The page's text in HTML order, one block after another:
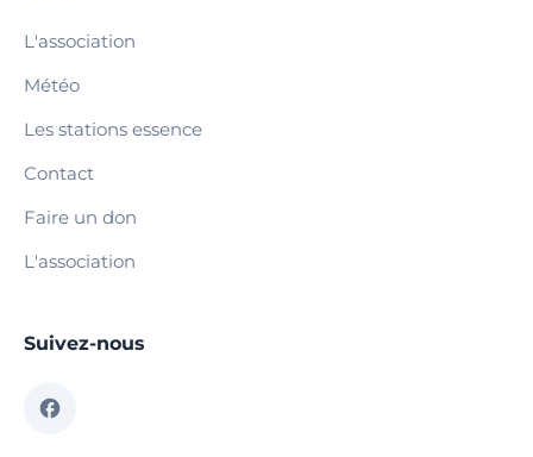
L'association
Météo
Les stations essence
Contact
Faire un don
L'association
Suivez-nous